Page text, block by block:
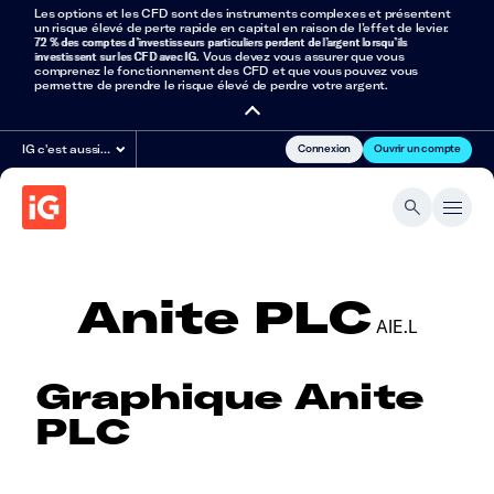
Les options et les CFD sont des instruments complexes et présentent
un risque élevé de perte rapide en capital en raison de l’effet de levier.
72 % des comptes d’investisseurs particuliers perdent de l’argent lorsqu’ils
investissent sur les CFD avec IG. Vous devez vous assurer que vous
comprenez le fonctionnement des CFD et que vous pouvez vous
permettre de prendre le risque élevé de perdre votre argent.
IG c'est aussi… Connexion Ouvrir un compte
Anite PLC AIE.L
Graphique Anite
PLC